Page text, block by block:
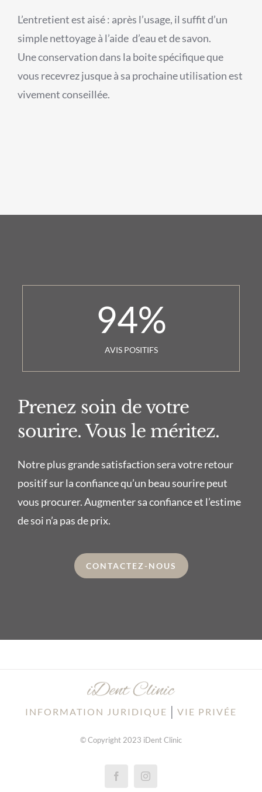
L’entretient est aisé : après l’usage, il suffit d’un
simple nettoyage à l’aide d’eau et de savon.
Une conservation dans la boite spécifique que
vous recevrez jusque à sa prochaine utilisation est
vivement conseillée.
94%
AVIS POSITIFS
Prenez soin de votre
sourire. Vous le méritez.
Notre plus grande satisfaction sera votre retour
positif sur la confiance qu’un beau sourire peut
vous procurer. Augmenter sa confiance et l’estime
de soi n’a pas de prix.
CONTACTEZ-NOUS
INFORMATION JURIDIQUE VIE PRIVÉE
© Copyright 2023 iDent Clinic